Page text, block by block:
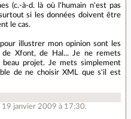
(c.-à-d. là où l'humain n'est pas
si les données doivent être
le cas.
illustrer mon opinion sont les
Xfont, de Hal... Je ne remets
projet. Je mets simplement
de ne choisir XML que s'il est
19 janvier 2009 à 17:30.